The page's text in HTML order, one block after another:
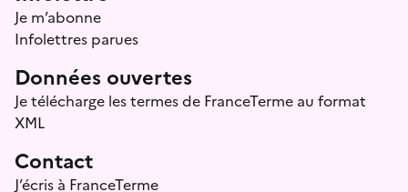
Je m’abonne
Infolettres parues
Données ouvertes
Je télécharge les termes de FranceTerme au format
XML
Contact
J’écris à FranceTerme